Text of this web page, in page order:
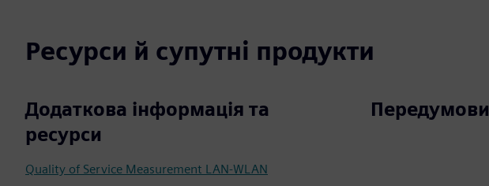
Ресурси й супутні продукти
Додаткова інформація та
ресурси
Quality of Service Measurement LAN-WLAN
Передумови